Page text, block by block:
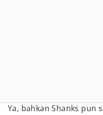
Ya, bahkan Shanks pun